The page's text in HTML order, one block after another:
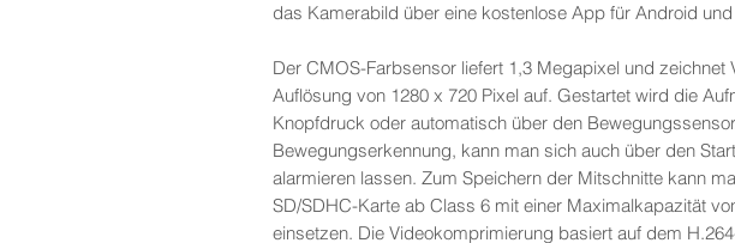
das Kamerabild über eine kostenlose App für Android
Der CMOS-Farbsensor liefert 1,3 Megapixel und zeichnet
Auflösung von 1280 x 720 Pixel auf. Gestartet wird die
Knopfdruck oder automatisch über den
Bewegungserkennung, kann man sich auch über den
alarmieren lassen. Zum Speichern der Mitschnitte kann
SD/SDHC-Karte ab Class 6 mit einer Maximalkapazität
einsetzen. Die Videokomprimierung basiert auf dem